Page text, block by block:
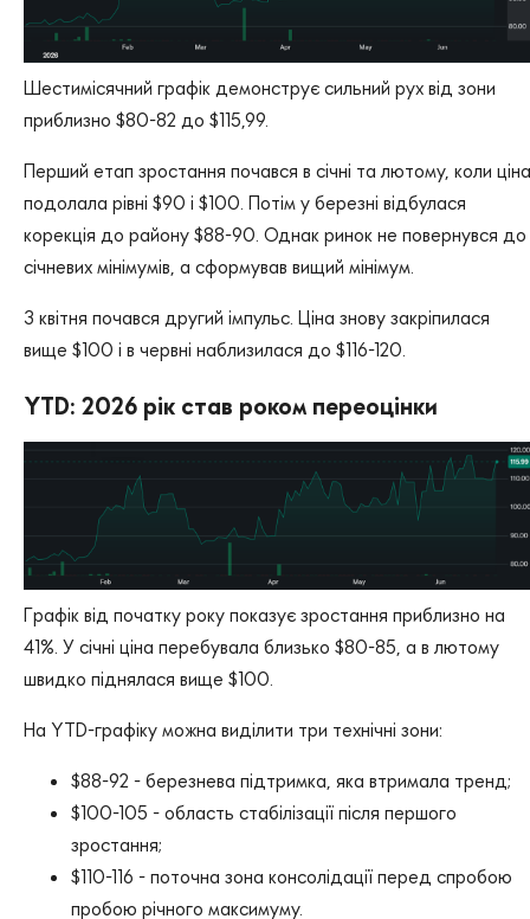
Шестимісячний графік демонструє сильний рух від зони
приблизно $80-82 до $115,99.
Перший етап зростання почався в січні та лютому, коли ціна
подолала рівні $90 і $100. Потім у березні відбулася
корекція до району $88-90. Однак ринок не повернувся до
січневих мінімумів, а сформував вищий мінімум.
З квітня почався другий імпульс. Ціна знову закріпилася
вище $100 і в червні наблизилася до $116-120.
YTD: 2026 рік став роком переоцінки
Графік від початку року показує зростання приблизно на
41%. У січні ціна перебувала близько $80-85, а в лютому
швидко піднялася вище $100.
На YTD-графіку можна виділити три технічні зони:
$88-92 - березнева підтримка, яка втримала тренд;
$100-105 - область стабілізації після першого
зростання;
$110-116 - поточна зона консолідації перед спробою
пробою річного максимуму.